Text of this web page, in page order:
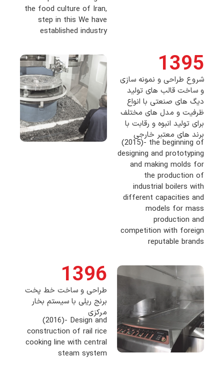
the food culture of Iran,
step in this We have
established industry
1395
شروع طراحی و نمونه سازی
و ساخت قالب های تولید
دیگ های صنعتی با انواع
ظرفیت و مدل های مختلف
برای تولید انبوه و رقابت با
برند های معتبر خارجی
(2015)- the beginning of
designing and prototyping
and making molds for
the production of
industrial boilers with
different capacities and
models for mass
production and
competition with foreign
reputable brands
1396
طراحی و ساخت خط پخت
برنج ریلی با سیستم بخار
مرکزی
(2016)- Design and
construction of rail rice
cooking line with central
steam system